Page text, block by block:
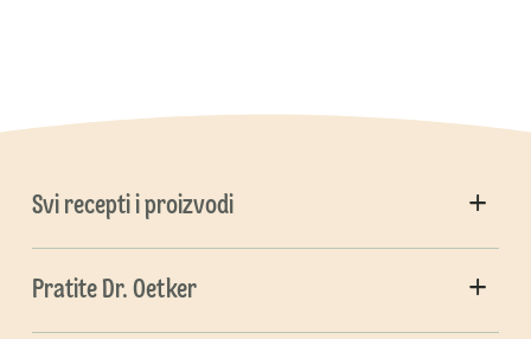
Svi recepti i proizvodi
Pratite Dr. Oetker